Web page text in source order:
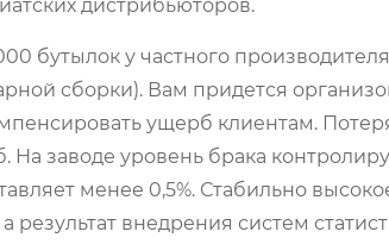
дистрибьюторов.
бутылок у частного
сборки). Вам придется
ущерб клиентам.
заводе уровень брака
менее 0,5%. Стабильно
внедрения систем